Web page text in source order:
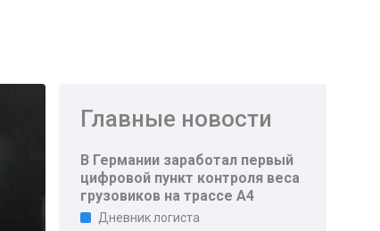
Главные новости
В Германии заработал первый
цифровой пункт контроля веса
грузовиков на трассе A4
Дневник логиста